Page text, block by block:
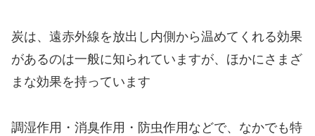
炭は、遠赤外線を放出し内側から温めてくれる効果
があるのは一般に知られていますが、ほかにさまざ
まな効果を持っています
調湿作用・消臭作用・防虫作用などで、なかでも特